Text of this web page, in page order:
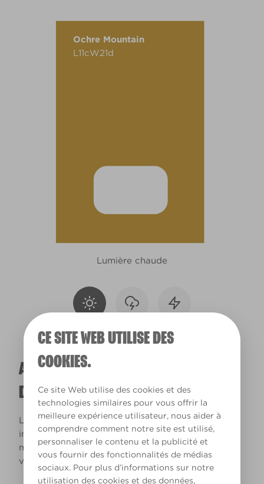
CE SITE WEB UTILISE DES
COOKIES.
Ce site Web utilise des cookies et des
technologies similaires pour vous offrir la
meilleure expérience utilisateur, nous aider à
comprendre comment notre site est utilisé,
personnaliser le contenu et la publicité et
vous fournir des fonctionnalités de médias
sociaux. Pour plus d’informations sur notre
utilisation des cookies et des données,
Ochre Mountain
L11cW21d
Lumière chaude
A QUOI RESSEMBLERA CETTE COULEUR
DANS VOTRE MAISON ?
La lumière naturelle et l’éclairage jouent un rôle
important sur le rendu des couleurs dans votre
maison. Utilisez cet outil pour voir le rendu de
votre couleur en fonction de la lumière.